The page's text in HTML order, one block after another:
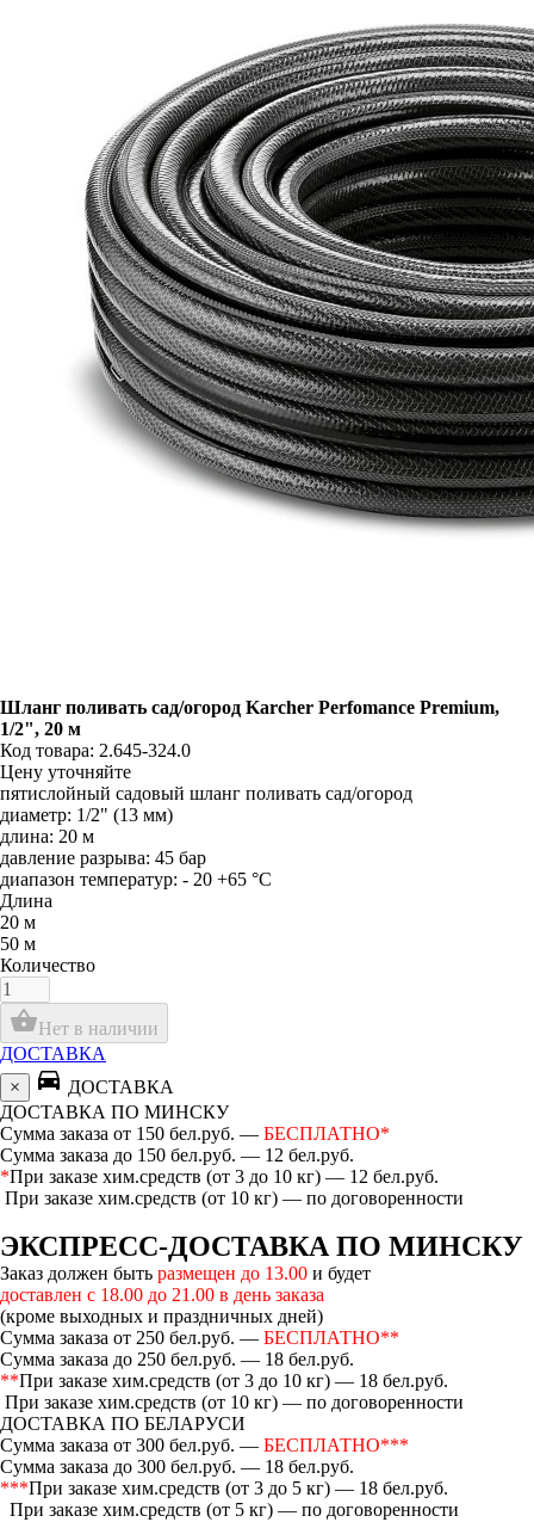
Шланг поливать сад/огород Karcher Perfomance Premium,
1/2", 20 м
Код товара: 2.645-324.0
Цену уточняйте
пятислойный садовый шланг поливать сад/огород
диаметр: 1/2" (13 мм)
длина: 20 м
давление разрыва: 45 бар
диапазон температур: - 20 +65 °С
Длина
20 м
50 м
Количество
shopping_basketНет в наличии
ДОСТАВКА
×
directions_car ДОСТАВКА
ДОСТАВКА ПО МИНСКУ
Сумма заказа от 150 бел.руб. — БЕСПЛАТНО*
Сумма заказа до 150 бел.руб. — 12 бел.руб.
*При заказе хим.средств (от 3 до 10 кг) — 12 бел.руб.
При заказе хим.средств (от 10 кг) — по договоренности
ЭКСПРЕСС-ДОСТАВКА ПО МИНСКУ
Заказ должен быть размещен до 13.00 и будет
доставлен с 18.00 до 21.00 в день заказа
(кроме выходных и праздничных дней)
Сумма заказа от 250 бел.руб. — БЕСПЛАТНО**
Сумма заказа до 250 бел.руб. — 18 бел.руб.
**При заказе хим.средств (от 3 до 10 кг) — 18 бел.руб.
При заказе хим.средств (от 10 кг) — по договоренности
ДОСТАВКА ПО БЕЛАРУСИ
Сумма заказа от 300 бел.руб. — БЕСПЛАТНО***
Сумма заказа до 300 бел.руб. — 18 бел.руб.
***При заказе хим.средств (от 3 до 5 кг) — 18 бел.руб.
При заказе хим.средств (от 5 кг) — по договоренности